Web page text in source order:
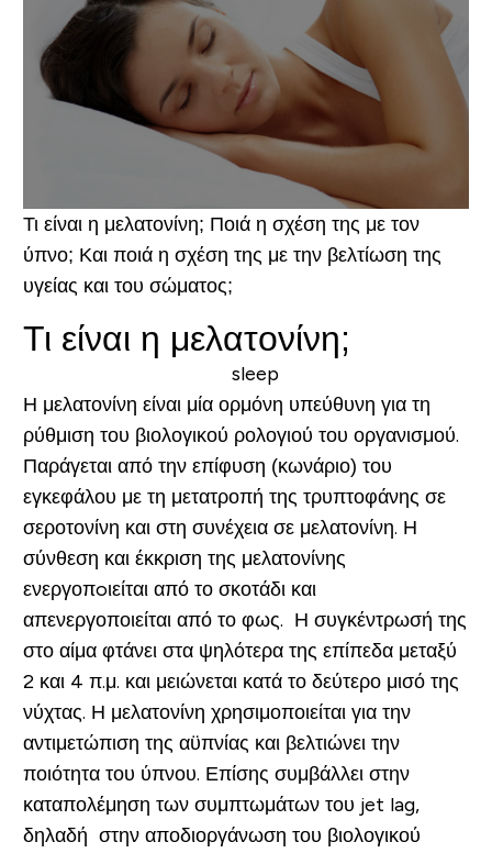
Τι είναι η μελατονίνη; Ποιά η σχέση της με τον
ύπνο; Και ποιά η σχέση της με την βελτίωση της
υγείας και του σώματος;
Τι είναι η μελατονίνη;
Η μελατονίνη είναι μία ορμόνη υπεύθυνη για τη
ρύθμιση του βιολογικού ρολογιού του οργανισμού.
Παράγεται από την επίφυση (κωνάριο) του
εγκεφάλου με τη μετατροπή της τρυπτοφάνης σε
σεροτονίνη και στη συνέχεια σε μελατονίνη. Η
σύνθεση και έκκριση της μελατονίνης
ενεργοπoιείται από το σκοτάδι και
απενεργοποιείται από το φως. Η συγκέντρωσή της
στο αίμα φτάνει στα ψηλότερα της επίπεδα μεταξύ
2 και 4 π.μ. και μειώνεται κατά το δεύτερο μισό της
νύχτας. Η μελατονίνη χρησιμοποιείται για την
αντιμετώπιση της αϋπνίας και βελτιώνει την
ποιότητα του ύπνου. Επίσης συμβάλλει στην
καταπολέμηση των συμπτωμάτων του jet lag,
δηλαδή στην αποδιοργάνωση του βιολογικού